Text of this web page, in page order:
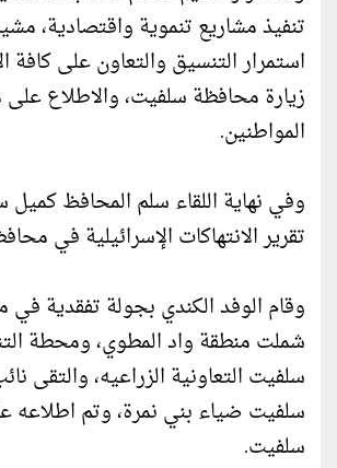
تنفيذ مشاريع تنموية واقتصادية،
استمرار التنسيق والتعاون على كافة
زيارة محافظة سلفيت، والاطلاع على
المواطنين.
وفي نهاية اللقاء سلم المحافظ
تقرير الانتهاكات الإسرائيلية في
وقام الوفد الكندي بجولة تفقدية
شملت منطقة واد المطوي، ومحطة
سلفيت التعاونية الزراعيه، والتقى
سلفيت ضياء بني نمرة، وتم اطلاعه
سلفيت.